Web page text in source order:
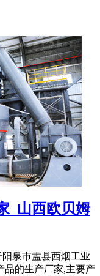
_山西欧贝姆
泉市盂县西烟工业
品的生产厂家,主要产